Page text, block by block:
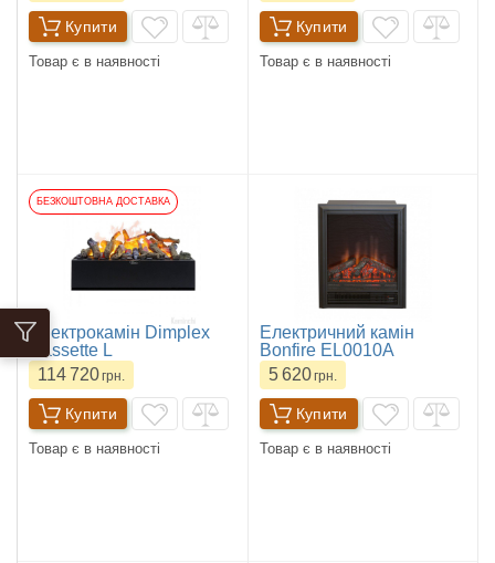
Купити
Товар є в наявності
Купити
Товар є в наявності
БЕЗКОШТОВНА ДОСТАВКА
Електрокамін Dimplex
Cassette L
114 720грн.
Купити
Товар є в наявності
Електричний камін
Bonfire EL0010A
5 620грн.
Купити
Товар є в наявності